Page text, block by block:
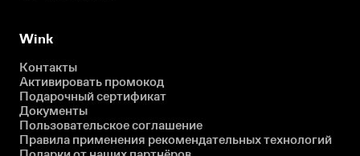
Wink
Контакты
Активировать промокод
Подарочный сертификат
Документы
Пользовательское соглашение
Правила применения рекомендательных технологий